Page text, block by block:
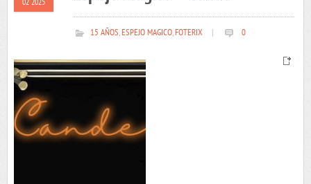
02 2025
15 AÑOS,ESPEJO MAGICO,FOTERIX 0